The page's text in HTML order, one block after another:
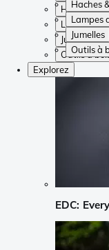
Haches
Lampes
Jumelles
Outils à
Haches &
Lampes de
Jumelles
Outils à
Explorez
EDC: